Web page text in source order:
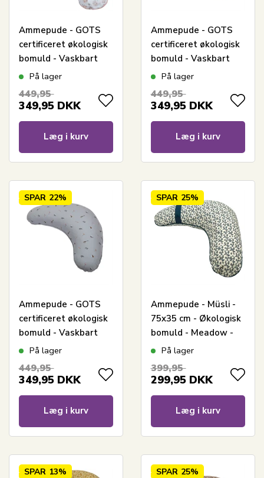
Ammepude - GOTS
certificeret økologisk
bomuld - Vaskbart
betræk - Balsam
Green Cotton
På lager
449,95
349,95 DKK
Læg i kurv
Ammepude - GOTS
certificeret økologisk
bomuld - Vaskbart
betræk - Bloom -
Cotton
På lager
449,95
349,95 DKK
Læg i kurv
SPAR 22%
Ammepude - GOTS
certificeret økologisk
bomuld - Vaskbart
betræk - Sleepy -
Cotton
På lager
449,95
349,95 DKK
Læg i kurv
SPAR 25%
Ammepude - Müsli -
75x35 cm - Økologisk
bomuld - Meadow -
Print med små
På lager
399,95
299,95 DKK
Læg i kurv
SPAR 13% SPAR 25%